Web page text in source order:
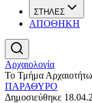
ΣΤΗΛΕΣ
ΑΠΟΘΗΚΗ
Αρχαιολογία
Το Τμήμα
ΠΑΡΑΘΥΡΟ
Δημοσιεύθηκε